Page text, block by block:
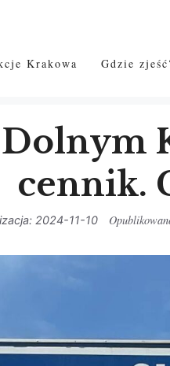
Krakowa Gdzie
cennik.
2024-11-10